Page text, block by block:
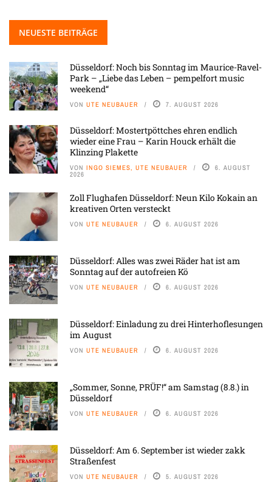
NEUESTE BEITRÄGE
Düsseldorf: Noch bis Sonntag im Maurice-Ravel-
Park – „Liebe das Leben – pempelfort music
weekend“
VON UTE NEUBAUER 7. AUGUST 2026
Düsseldorf: Mostertpöttches ehren endlich
wieder eine Frau – Karin Houck erhält die
Klinzing Plakette
VON INGO SIEMES, UTE NEUBAUER 6. AUGUST
2026
Zoll Flughafen Düsseldorf: Neun Kilo Kokain an
kreativen Orten versteckt
VON UTE NEUBAUER 6. AUGUST 2026
Düsseldorf: Alles was zwei Räder hat ist am
Sonntag auf der autofreien Kö
VON UTE NEUBAUER 6. AUGUST 2026
Düsseldorf: Einladung zu drei Hinterhoflesungen
im August
VON UTE NEUBAUER 6. AUGUST 2026
„Sommer, Sonne, PRÜF!“ am Samstag (8.8.) in
Düsseldorf
VON UTE NEUBAUER 6. AUGUST 2026
Düsseldorf: Am 6. September ist wieder zakk
Straßenfest
VON UTE NEUBAUER 5. AUGUST 2026